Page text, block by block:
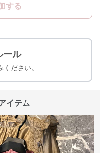
する
ール
ださい。
イテム